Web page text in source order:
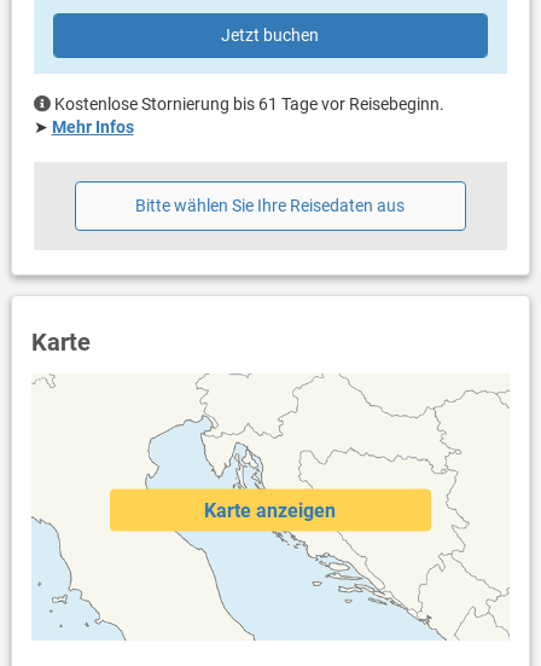
Nur separate Toilette (Gäste WC)
Balkon & Terrasse
Meerblick
Balkongröße: 4 m²
Liegen
Weitere Informationen
Grill vorhanden
Autos
Swimmingpool
Haustier erlaubt (kostenlos)
Klimaanlage im Preis inklusive
Bettwäsche vorhanden
Handtücher vorhanden
Waschmaschine in der Unterkunft
Jetzt buchen
Kostenlose Stornierung bis 61 Tage vor Reisebeginn.
➤ Mehr Infos
Bitte wählen Sie Ihre Reisedaten aus
Karte
Karte anzeigen